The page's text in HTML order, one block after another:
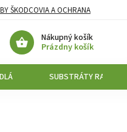
ŠKODCOVIA A OCHRANA
Nákupný košík
Prázdny košík
SUBSTRÁTY